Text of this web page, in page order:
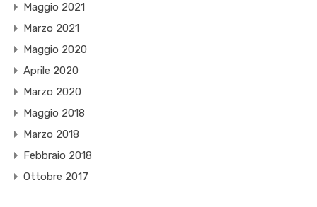
Maggio 2021
Marzo 2021
Maggio 2020
Aprile 2020
Marzo 2020
Maggio 2018
Marzo 2018
Febbraio 2018
Ottobre 2017